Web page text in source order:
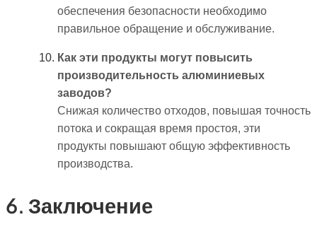
обеспечения безопасности необходимо
правильное обращение и обслуживание.
Как эти продукты могут повысить
производительность алюминиевых
заводов?
Снижая количество отходов, повышая точность
потока и сокращая время простоя, эти
продукты повышают общую эффективность
производства.
6. Заключение